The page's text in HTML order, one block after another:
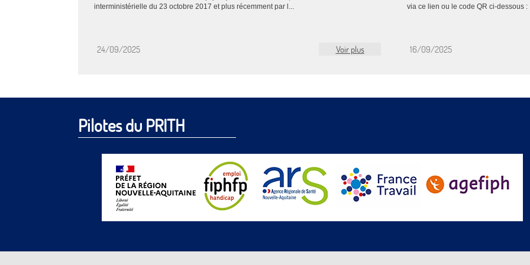
interministérielle du 23 octobre 2017 et plus récemment par l...
24/09/2025 Voir plus
via ce lien ou le code QR ci-dessous :
16/09/2025
Pilotes du PRITH